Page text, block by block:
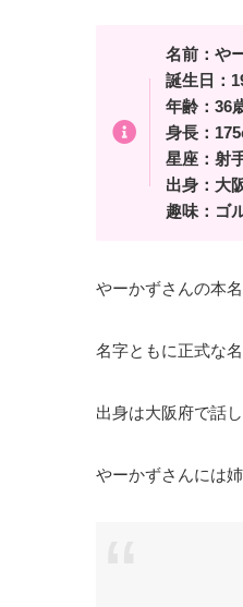
名前：や
誕生日：
年齢：36
身長：
星座：射
出身：大
趣味：ゴ
やーかずさんの本
名字ともに正式な
出身は大阪府で話
やーかずさんには